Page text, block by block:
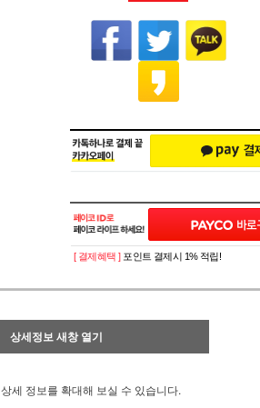
[ 결제혜택 ] 포인트 결제시 1% 적립!
상세정보 새창 열기
상세 정보를 확대해 보실 수 있습니다.